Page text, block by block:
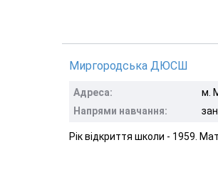
Миргородська ДЮСШ
Адреса:
м.
Напрями навчання:
Рік відкриття школи - 1959.